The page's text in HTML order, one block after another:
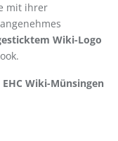
mit ihrer
Wiki-Logo
Wiki-Münsingen